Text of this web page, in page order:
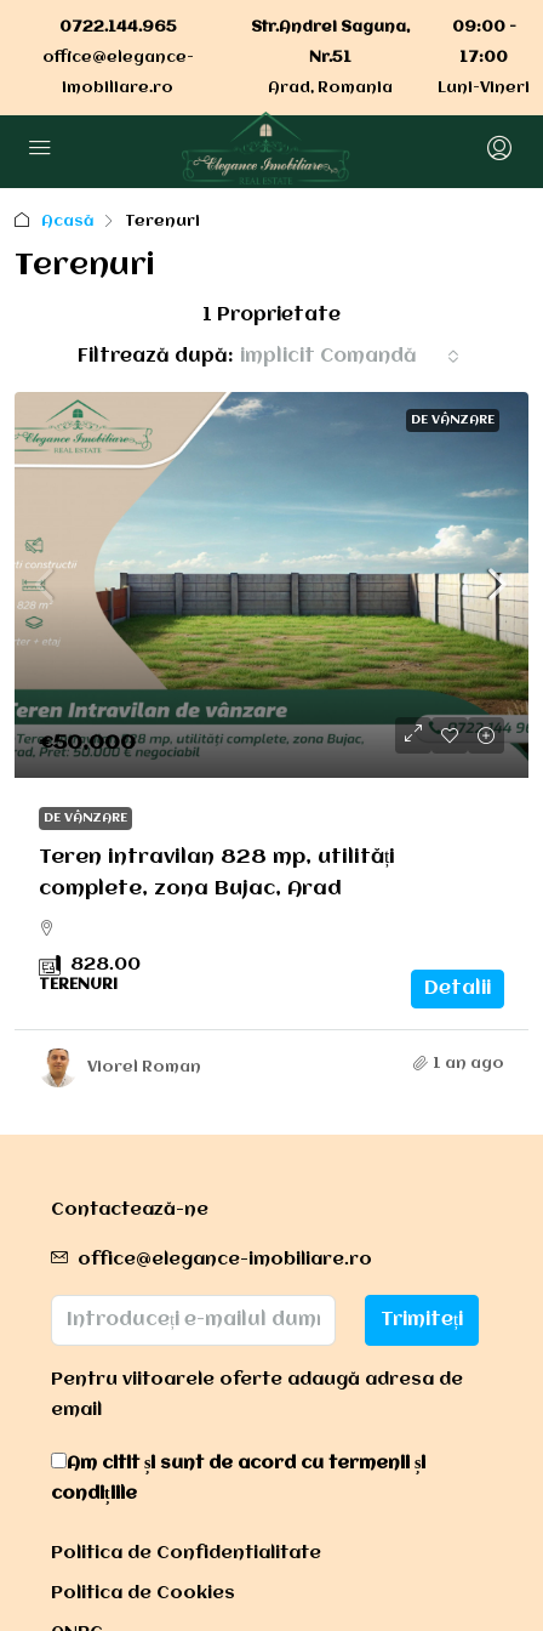
0722.144.965
office@elegance-
imobiliare.ro
Str.Andrei Saguna,
Nr.51
Arad, Romania
09:00 -
17:00
Luni-Vineri
Acasă Terenuri
Terenuri
1 Proprietate
Filtrează după: implicit Comandă
DE VÂNZARE
€50,000
DE VÂNZARE
Teren intravilan 828 mp, utilități
complete, zona Bujac, Arad
828.00
TERENURI Detalii
Viorel Roman 1 an ago
Contactează-ne
office@elegance-imobiliare.ro
Trimiteți
Pentru viitoarele oferte adaugă adresa de
email
Am citit și sunt de acord cu termenii și
condițiile
Politica de Confidentialitate
Politica de Cookies